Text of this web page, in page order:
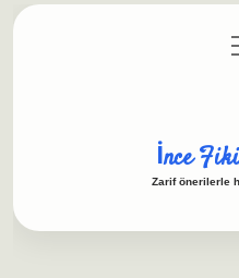
Gizlilik
İnce
Zarif önerilerle